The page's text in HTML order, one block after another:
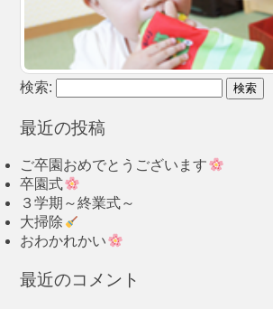
検索:
最近の投稿
ご卒園おめでとうございます
卒園式
３学期～終業式～
大掃除
おわかれかい
最近のコメント